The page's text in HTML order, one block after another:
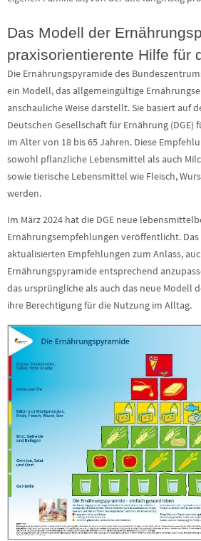
Das Modell der
praxisorientierente Hilfe für
Die Ernährungspyramide des
ein Modell, das allgemeingültige
anschauliche Weise darstellt. Sie basiert auf
Deutschen Gesellschaft für Ernährung (DGE)
im Alter von 18 bis 65 Jahren. Diese
sowohl pflanzliche Lebensmittel als auch
sowie tierische Lebensmittel wie Fleisch,
werden.
Im März 2024 hat die DGE neue
Ernährungsempfehlungen veröffentlicht. Das
aktualisierten Empfehlungen zum Anlass,
Ernährungspyramide entsprechend
das ursprüngliche als auch das neue Modell
ihre Berechtigung für die Nutzung im Alltag.